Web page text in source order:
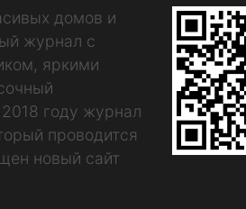
домов и
журнал с
яркими
году журнал
проводится
новый сайт